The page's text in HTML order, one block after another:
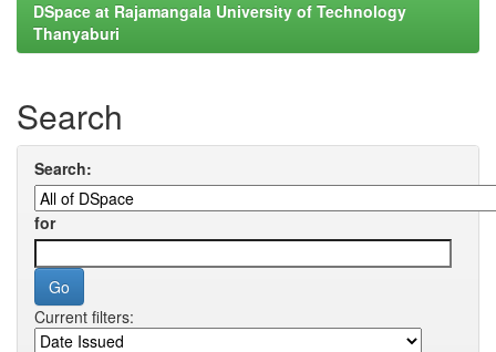
DSpace at Rajamangala University of Technology
Thanyaburi
Search
Search:
for
Current filters: